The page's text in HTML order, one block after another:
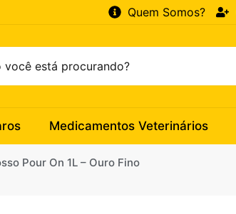
Quem Somos?
Medicamentos Veterinários
Pour On 1L – Ouro Fino